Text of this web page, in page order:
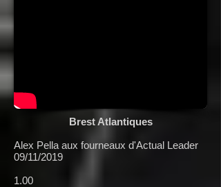
Brest Atlantiques
Alex Pella aux fourneaux d'Actual Leader
09/11/2019
1.00